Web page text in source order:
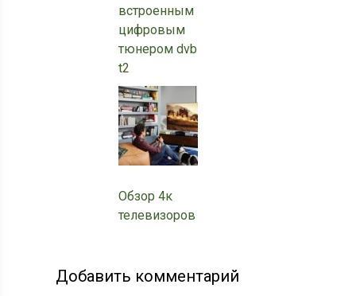
встроенным
цифровым
тюнером dvb
t2
Обзор 4к
телевизоров
Добавить комментарий